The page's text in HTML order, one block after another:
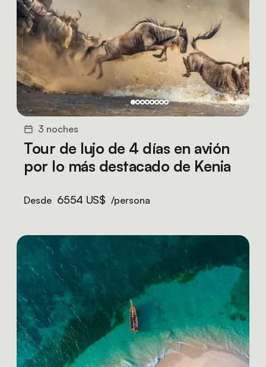
3 noches
Tour de lujo de 4 días en avión
por lo más destacado de Kenia
Desde 6554 US$ /persona